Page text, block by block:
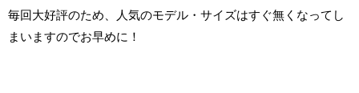
毎回大好評のため、人気のモデル・サイズはすぐ無くなってし
まいますのでお早めに！